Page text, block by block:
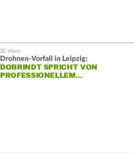
Drohnen-Vorfall in Leipzig:
DOBRINDT SPRICHT VON
PROFESSIONELLEM…